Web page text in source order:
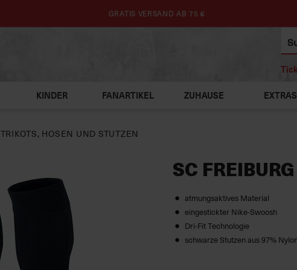
GRATIS VERSAND AB 75 €
KINDER FANARTIKEL ZUHAUSE EXTRAS
TRIKOTS, HOSEN UND STUTZEN
SC
atmungsaktives Material
eingestickter Nike-Swoosh
Dri-Fit Technologie
schwarze Stutzen aus 97%